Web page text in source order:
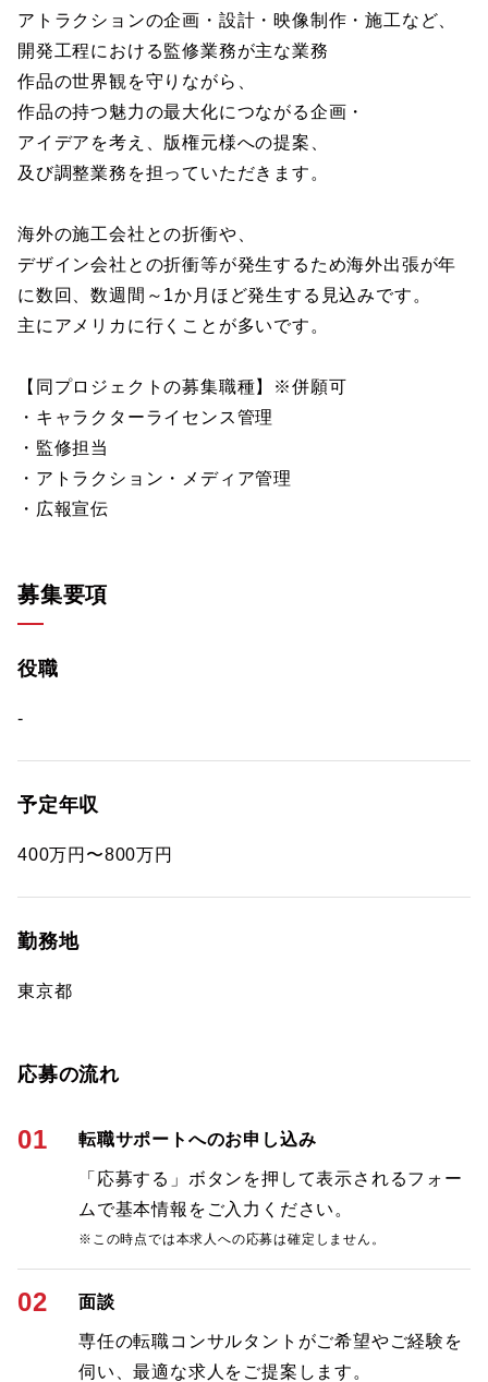
アトラクションの企画・設計・映像制作・施工など、
開発工程における監修業務が主な業務
作品の世界観を守りながら、
作品の持つ魅力の最大化につながる企画・
アイデアを考え、版権元様への提案、
及び調整業務を担っていただきます。
海外の施工会社との折衝や、
デザイン会社との折衝等が発生するため海外出張が年
に数回、数週間～1か月ほど発生する見込みです。
主にアメリカに行くことが多いです。
【同プロジェクトの募集職種】※併願可
・キャラクターライセンス管理
・監修担当
・アトラクション・メディア管理
・広報宣伝
募集要項
役職
-
予定年収
400万円〜800万円
勤務地
東京都
応募の流れ
01 転職サポートへのお申し込み
「応募する」ボタンを押して表示されるフォー
ムで基本情報をご入力ください。
※この時点では本求人への応募は確定しません。
02 面談
専任の転職コンサルタントがご希望やご経験を
伺い、最適な求人をご提案します。